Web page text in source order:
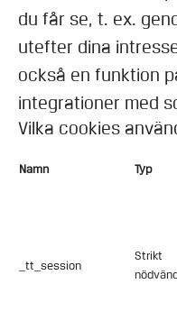
du får se, t. ex.
utefter dina
också en funktion
integrationer med
Vilka cookies
Namn Typ
_tt_session
Strikt